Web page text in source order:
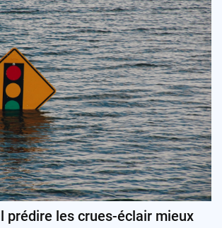
prédire les crues-éclair mieux